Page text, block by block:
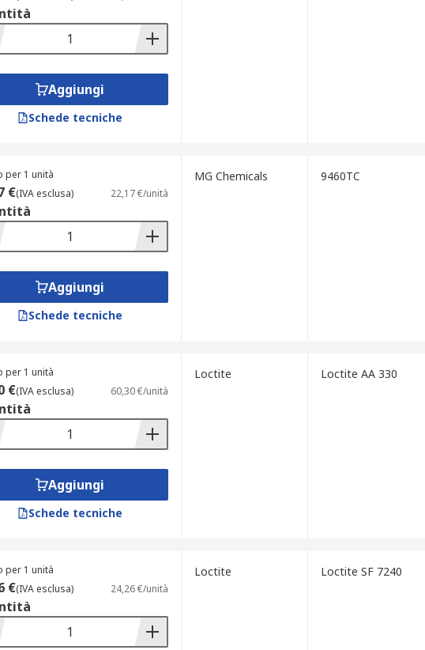
ristrutturazione, fabbricazione e carpenteria
Aggiungi
Schede tecniche
per 1 unità
€(IVA esclusa) 22,17 €/unità
Aggiungi
Schede tecniche
MG Chemicals 9460TC
per 1 unità
€(IVA esclusa) 60,30 €/unità
Aggiungi
Schede tecniche
Loctite Loctite AA 330
per 1 unità
€(IVA esclusa) 24,26 €/unità
Loctite Loctite SF 7240